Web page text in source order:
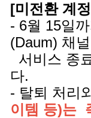
[미전환 계
- 6월 15일
(Daum) 채
서비스 종
다.
- 탈퇴 처리
이템 등)는